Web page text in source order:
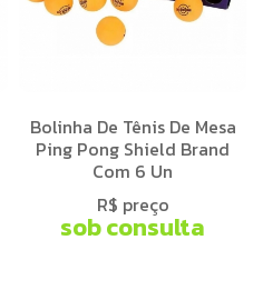
Bolinha De Tênis De Mesa
Ping Pong Shield Brand
Com 6 Un
R$ preço
sob consulta